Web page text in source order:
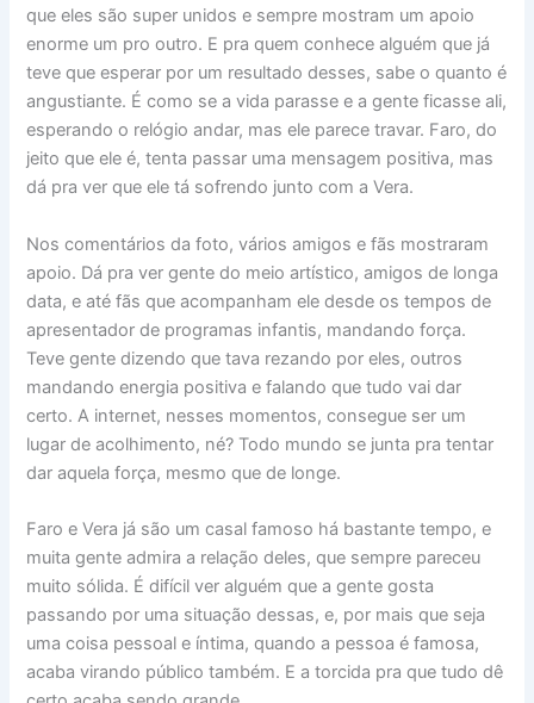
que eles são super unidos e sempre mostram um apoio
enorme um pro outro. E pra quem conhece alguém que já
teve que esperar por um resultado desses, sabe o quanto é
angustiante. É como se a vida parasse e a gente ficasse ali,
esperando o relógio andar, mas ele parece travar. Faro, do
jeito que ele é, tenta passar uma mensagem positiva, mas
dá pra ver que ele tá sofrendo junto com a Vera.
Nos comentários da foto, vários amigos e fãs mostraram
apoio. Dá pra ver gente do meio artístico, amigos de longa
data, e até fãs que acompanham ele desde os tempos de
apresentador de programas infantis, mandando força.
Teve gente dizendo que tava rezando por eles, outros
mandando energia positiva e falando que tudo vai dar
certo. A internet, nesses momentos, consegue ser um
lugar de acolhimento, né? Todo mundo se junta pra tentar
dar aquela força, mesmo que de longe.
Faro e Vera já são um casal famoso há bastante tempo, e
muita gente admira a relação deles, que sempre pareceu
muito sólida. É difícil ver alguém que a gente gosta
passando por uma situação dessas, e, por mais que seja
uma coisa pessoal e íntima, quando a pessoa é famosa,
acaba virando público também. E a torcida pra que tudo dê